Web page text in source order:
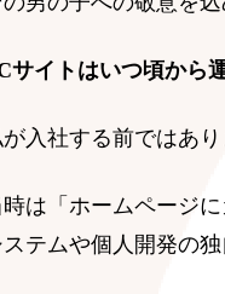
サイトはいつ頃から
入社する前ではあり
時は「ホームページ
ステムや個人開発の